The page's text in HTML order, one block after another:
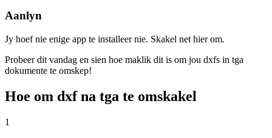
Aanlyn
Jy hoef nie enige app te installeer nie. Skakel net hier om.
Probeer dit vandag en sien hoe maklik dit is om jou dxfs in tga
dokumente te omskep!
Hoe om dxf na tga te omskakel
1